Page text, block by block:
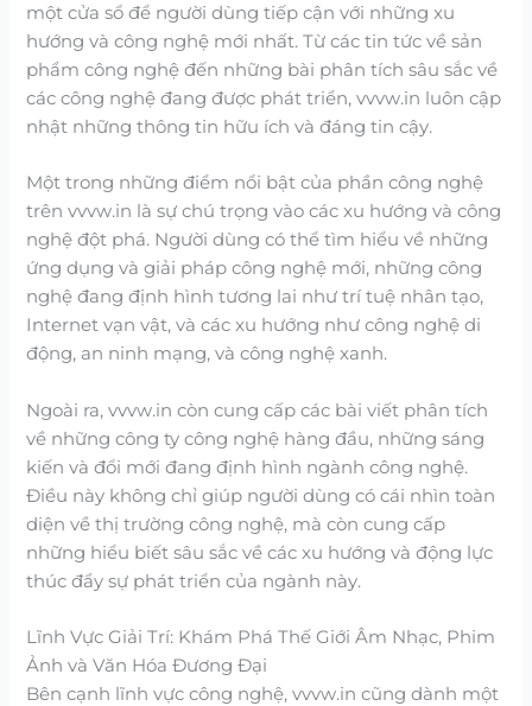
một cửa sổ để người dùng tiếp cận với những xu
hướng và công nghệ mới nhất. Từ các tin tức về sản
phẩm công nghệ đến những bài phân tích sâu sắc về
các công nghệ đang được phát triển, vvvw.in luôn cập
nhật những thông tin hữu ích và đáng tin cậy.
Một trong những điểm nổi bật của phần công nghệ
trên vvvw.in là sự chú trọng vào các xu hướng và công
nghệ đột phá. Người dùng có thể tìm hiểu về những
ứng dụng và giải pháp công nghệ mới, những công
nghệ đang định hình tương lai như trí tuệ nhân tạo,
Internet vạn vật, và các xu hướng như công nghệ di
động, an ninh mạng, và công nghệ xanh.
Ngoài ra, vvvw.in còn cung cấp các bài viết phân tích
về những công ty công nghệ hàng đầu, những sáng
kiến và đổi mới đang định hình ngành công nghệ.
Điều này không chỉ giúp người dùng có cái nhìn toàn
diện về thị trường công nghệ, mà còn cung cấp
những hiểu biết sâu sắc về các xu hướng và động lực
thúc đẩy sự phát triển của ngành này.
Lĩnh Vực Giải Trí: Khám Phá Thế Giới Âm Nhạc, Phim
Ảnh và Văn Hóa Đương Đại
Bên cạnh lĩnh vực công nghệ, vvvw.in cũng dành một